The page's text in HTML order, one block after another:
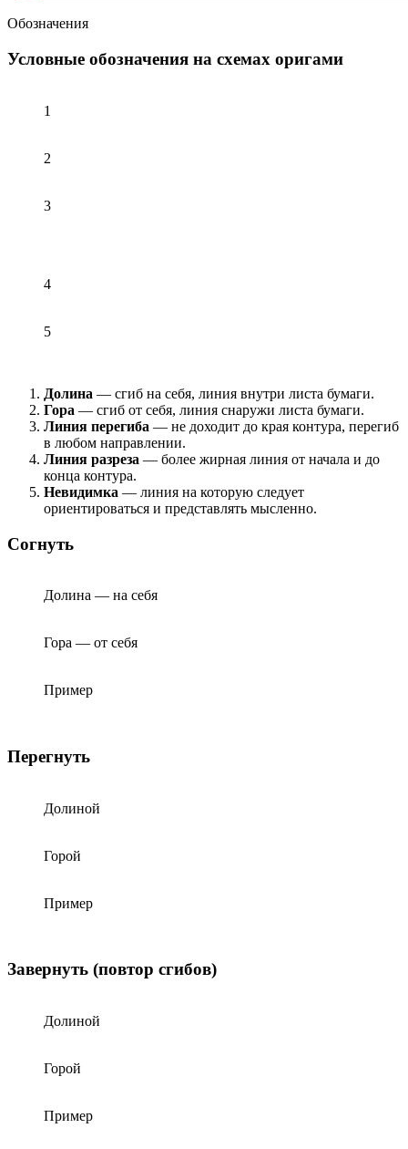
Обозначения
Условные обозначения на схемах оригами
1
2
3
4
5
Долина — сгиб на себя, линия внутри листа бумаги.
Гора — сгиб от себя, линия снаружи листа бумаги.
Линия перегиба — не доходит до края контура, перегиб
в любом направлении.
Линия разреза — более жирная линия от начала и до
конца контура.
Невидимка — линия на которую следует
ориентироваться и представлять мысленно.
Согнуть
Долина — на себя
Гора — от себя
Пример
Перегнуть
Долиной
Горой
Пример
Завернуть (повтор сгибов)
Долиной
Горой
Пример